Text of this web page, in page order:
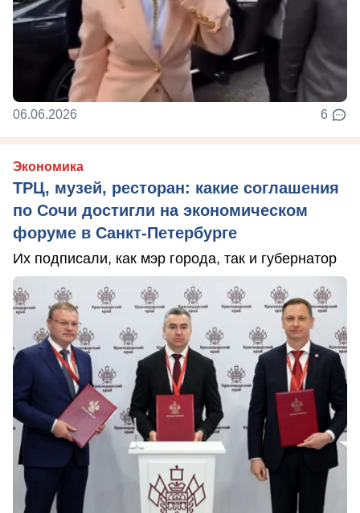
06.06.2026 6
Экономика
ТРЦ, музей, ресторан: какие соглашения
по Сочи достигли на экономическом
форуме в Санкт-Петербурге
Их подписали, как мэр города, так и губернатор